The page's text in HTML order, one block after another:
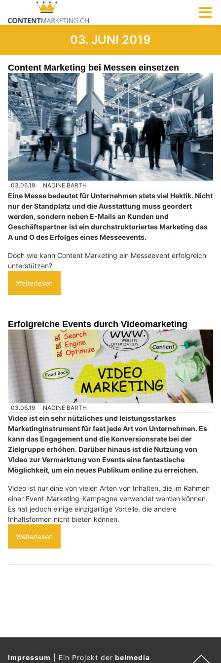
03. JUNI 2019
Content Marketing bei Messen einsetzen
03.06.19 NADINE BARTH
Eine Messe bedeutet für Unternehmen stets viel Hektik. Nicht
nur der Standplatz und die Ausstattung muss geordert
werden, sondern neben E-Mails an Kunden und
Geschäftspartner ist ein durchstrukturiertes Marketing das
A und O des Erfolges eines Messeevents.
Doch wie kann Content Marketing ein Messeevent erfolgreich
unterstützen?
Weiterlesen
Erfolgreiche Events durch Videomarketing
03.06.19 NADINE BARTH
Video ist ein sehr nützliches und leistungsstarkes
Marketinginstrument für fast jede Art von Unternehmen. Es
kann das Engagement und die Konversionsrate bei der
Zielgruppe erhöhen. Darüber hinaus ist die Nutzung von
Video zur Vermarktung von Events eine fantastische
Möglichkeit, um ein neues Publikum online zu erreichen.
Video ist nur eine von vielen Arten von Inhalten, die im Rahmen
einer Event-Marketing-Kampagne verwendet werden können.
Es hat jedoch einige einzigartige Vorteile, die andere
Inhaltsformen nicht bieten können.
Weiterlesen
Impressum Ein Projekt derbelmedia